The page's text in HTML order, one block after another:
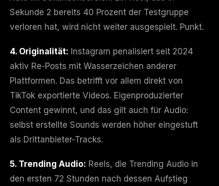
Sekunde 2 bereits 40 Prozent der Testgruppe
verloren hat, wird nicht weiter ausgespielt. Punkt.
4. Originalität: Instagram penalisiert seit 2024
aktiv Re-Posts mit Wasserzeichen anderer
Plattformen. Das betrifft vor allem direkt von
TikTok exportierte Videos. Eigenproduzierter
Content gewinnt, und das gilt auch für Audio:
selbst erstellte Sounds werden höher eingestuft
als Drittanbieter-Tracks.
5. Trending Audio: Reels, die Trending Audio in
den ersten 72 Stunden nach dessen Aufstieg